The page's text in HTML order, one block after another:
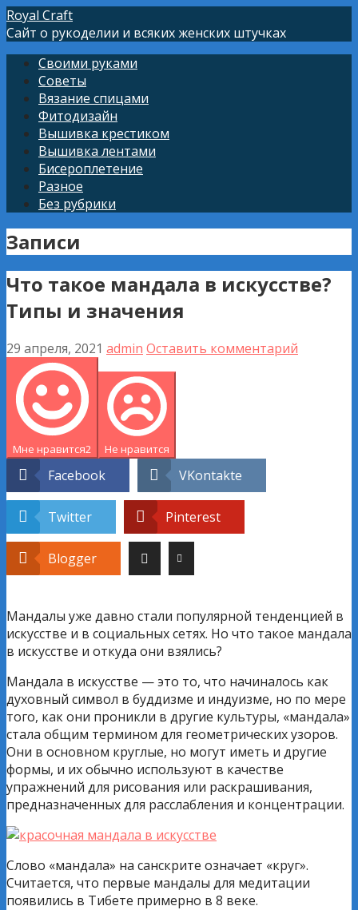
Перейти
к
Royal Craft
Сайт о рукоделии и всяких женских штучках
Своими руками
Советы
Вязание спицами
Фитодизайн
Вышивка крестиком
Вышивка лентами
Бисероплетение
Разное
Без рубрики
Записи
Что такое мандала в искусстве?
Типы и значения
29 апреля, 2021 admin Оставить комментарий
Мне нравится2 Не нравится
Facebook VKontakte
Twitter Pinterest
Blogger
Мандалы уже давно стали популярной тенденцией в
искусстве и в социальных сетях. Но что такое мандала
в искусстве и откуда они взялись?
Мандала в искусстве — это то, что начиналось как
духовный символ в буддизме и индуизме, но по мере
того, как они проникли в другие культуры, «мандала»
стала общим термином для геометрических узоров.
Они в основном круглые, но могут иметь и другие
формы, и их обычно используют в качестве
упражнений для рисования или раскрашивания,
предназначенных для расслабления и концентрации.
Слово «мандала» на санскрите означает «круг».
Считается, что первые мандалы для медитации
появились в Тибете примерно в 8 веке.